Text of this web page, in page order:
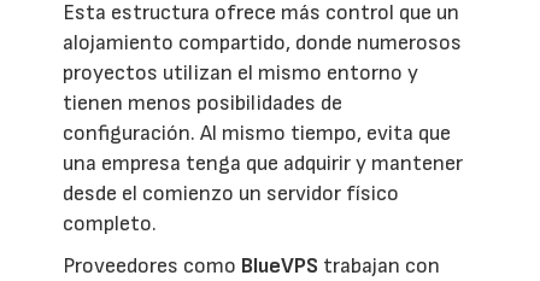
Esta estructura ofrece más control que un
alojamiento compartido, donde numerosos
proyectos utilizan el mismo entorno y
tienen menos posibilidades de
configuración. Al mismo tiempo, evita que
una empresa tenga que adquirir y mantener
desde el comienzo un servidor físico
completo.
Proveedores como BlueVPS trabajan con